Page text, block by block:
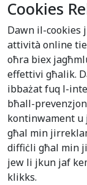
Cookies
Dawn il-cookies
attività online
oħra biex
effettivi għalik.
ibbażat fuq l-
bħall-
kontinwament
għal min
diffiċli għal min
jew li jkun jaf
klikks.